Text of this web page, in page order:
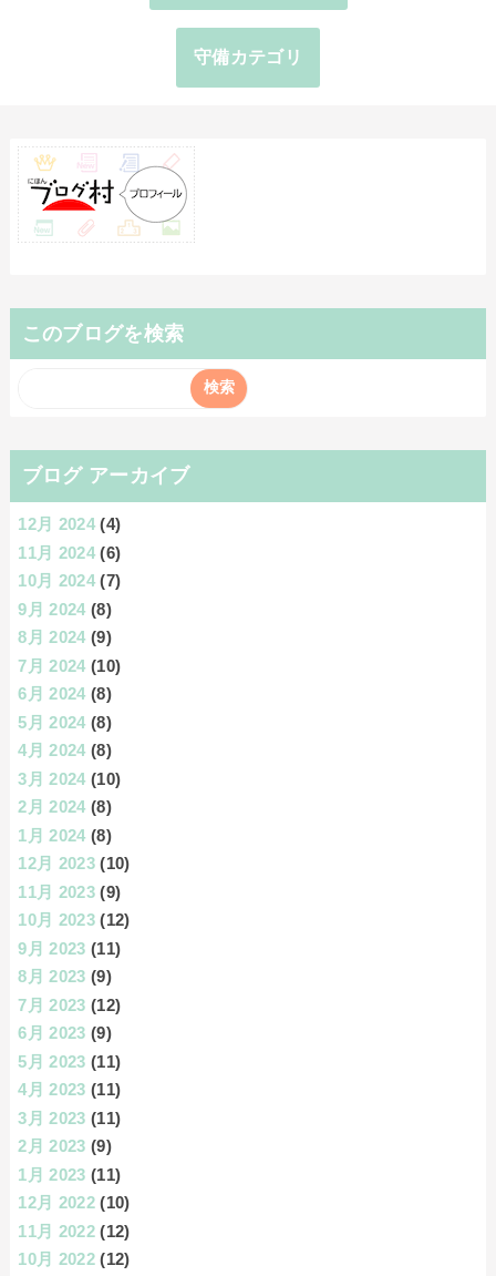
守備カテゴリ
このブログを検索
ブログ アーカイブ
12月 2024 (4)
11月 2024 (6)
10月 2024 (7)
9月 2024 (8)
8月 2024 (9)
7月 2024 (10)
6月 2024 (8)
5月 2024 (8)
4月 2024 (8)
3月 2024 (10)
2月 2024 (8)
1月 2024 (8)
12月 2023 (10)
11月 2023 (9)
10月 2023 (12)
9月 2023 (11)
8月 2023 (9)
7月 2023 (12)
6月 2023 (9)
5月 2023 (11)
4月 2023 (11)
3月 2023 (11)
2月 2023 (9)
1月 2023 (11)
12月 2022 (10)
11月 2022 (12)
10月 2022 (12)